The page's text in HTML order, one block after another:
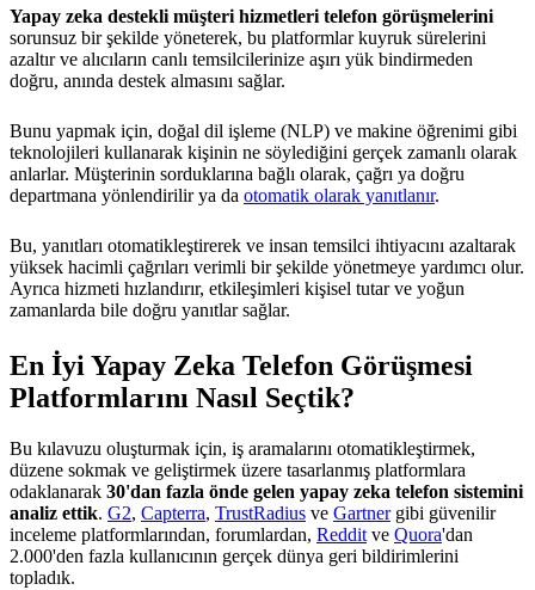
Yapay zeka destekli müşteri hizmetleri telefon görüşmelerini
sorunsuz bir şekilde yöneterek, bu platformlar kuyruk sürelerini
azaltır ve alıcıların canlı temsilcilerinize aşırı yük bindirmeden
doğru, anında destek almasını sağlar.
Bunu yapmak için, doğal dil işleme (NLP) ve makine öğrenimi gibi
teknolojileri kullanarak kişinin ne söylediğini gerçek zamanlı olarak
anlarlar. Müşterinin sorduklarına bağlı olarak, çağrı ya doğru
departmana yönlendirilir ya da otomatik olarak yanıtlanır.
Bu, yanıtları otomatikleştirerek ve insan temsilci ihtiyacını azaltarak
yüksek hacimli çağrıları verimli bir şekilde yönetmeye yardımcı olur.
Ayrıca hizmeti hızlandırır, etkileşimleri kişisel tutar ve yoğun
zamanlarda bile doğru yanıtlar sağlar.
En İyi Yapay Zeka Telefon Görüşmesi
Platformlarını Nasıl Seçtik?
Bu kılavuzu oluşturmak için, iş aramalarını otomatikleştirmek,
düzene sokmak ve geliştirmek üzere tasarlanmış platformlara
odaklanarak 30'dan fazla önde gelen yapay zeka telefon sistemini
analiz ettik. G2, Capterra, TrustRadius ve Gartnergibi güvenilir
inceleme platformlarından, forumlardan, Reddit ve Quora'dan
2.000'den fazla kullanıcının gerçek dünya geri bildirimlerini
topladık.